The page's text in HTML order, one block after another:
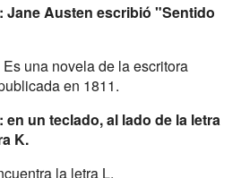
Jane Austen escribió "Sentido
una novela de la escritora
en 1811.
en un teclado, al lado de la letra
K.
la letra L.